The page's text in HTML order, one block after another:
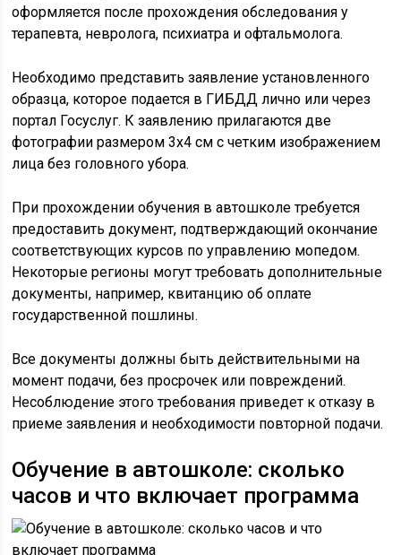
оформляется после прохождения обследования у
терапевта, невролога, психиатра и офтальмолога.
Необходимо представить заявление установленного
образца, которое подается в ГИБДД лично или через
портал Госуслуг. К заявлению прилагаются две
фотографии размером 3х4 см с четким изображением
лица без головного убора.
При прохождении обучения в автошколе требуется
предоставить документ, подтверждающий окончание
соответствующих курсов по управлению мопедом.
Некоторые регионы могут требовать дополнительные
документы, например, квитанцию об оплате
государственной пошлины.
Все документы должны быть действительными на
момент подачи, без просрочек или повреждений.
Несоблюдение этого требования приведет к отказу в
приеме заявления и необходимости повторной подачи.
Обучение в автошколе: сколько
часов и что включает программа